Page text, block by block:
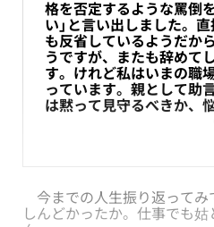
格を否定するような罵倒
い」と言い出しました。
も反省しているようだか
うですが、またも辞めて
す。けれど私はいまの職
っています。親として助
は黙って見守るべきか、
今までの人生振り返ってみ
しんどかったか。仕事でも